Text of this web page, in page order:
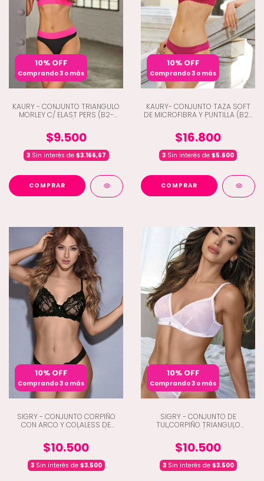
10% OFF
Comprando 3 o más
KAURY - CONJUNTO TRIANGULO
MORLEY C/ ELAST PERS (B2-
$9.500
3Sin interés de $3.166,67
COMPRAR
10% OFF
Comprando 3 o más
KAURY- CONJUNTO TAZA SOFT
DE MICROFIBRA Y PUNTILLA (B2-
$16.800
3 Sin interés de $5.600
COMPRAR
10% OFF
Comprando 3 o más
SIGRY - CONJUNTO CORPIÑO
CON ARCO Y COLALESS DE
$10.500
3Sin interés de $3.500
10% OFF
Comprando 3 o más
SIGRY - CONJUNTO DE
TUL,CORPIÑO TRIANGULO
$10.500
3Sin interés de $3.500